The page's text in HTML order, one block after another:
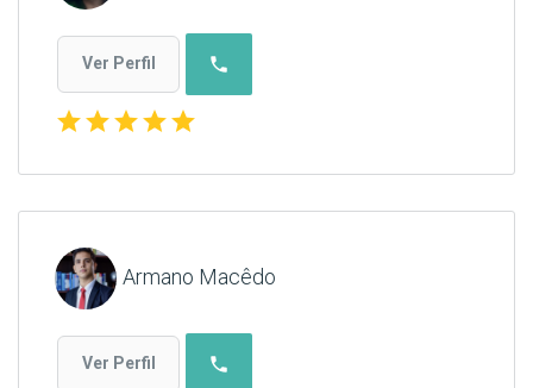
Ver Perfil phone
starstarstarstarstar
Armano Macêdo
Ver Perfil phone